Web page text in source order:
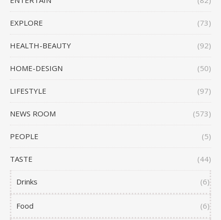
EXPLORE (73)
HEALTH-BEAUTY (92)
HOME-DESIGN (50)
LIFESTYLE (97)
NEWS ROOM (573)
PEOPLE (5)
TASTE (44)
Drinks (6)
Food (6)